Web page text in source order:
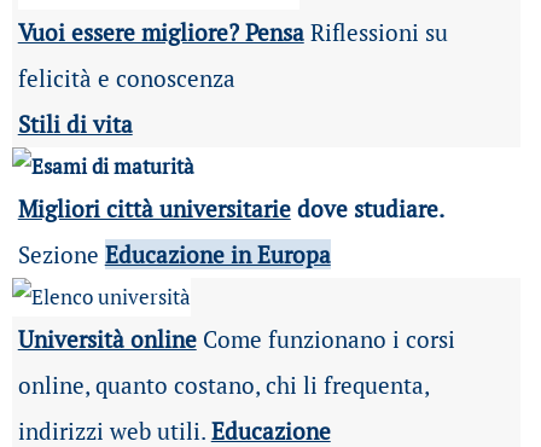
Vuoi essere migliore? PensaRiflessioni su
felicità e conoscenza
Stili di vita
Migliori città universitariedove studiare.
Sezione Educazione in Europa
Università online Come funzionano i corsi
online, quanto costano, chi li frequenta,
indirizzi web utili. Educazione